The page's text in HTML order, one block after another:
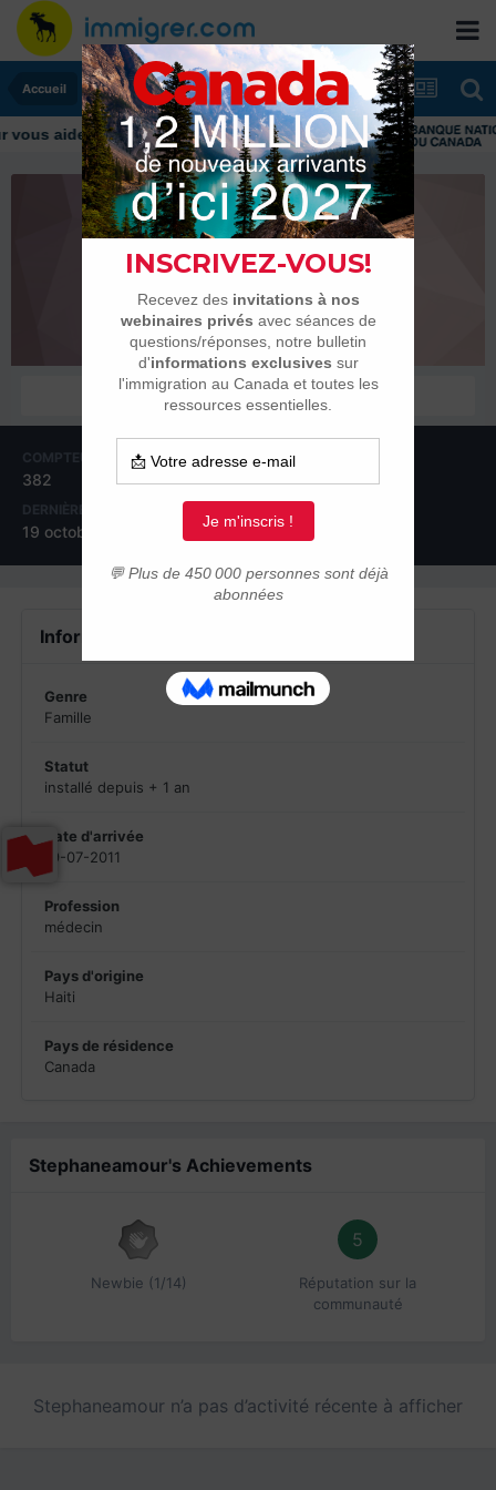
Accueil
aider tout au long de votre transition
Stephaneamour
Habitués
COMPTEUR DE CONTENUS
382
INSCRIPTION
13 septembre 2009
DERNIÈRE VISITE
19 octobre 2015
Informations du profil
Genre
Famille
Statut
installé depuis + 1 an
Date d'arrivée
19-07-2011
Profession
médecin
Pays d'origine
Haiti
Pays de résidence
Canada
Stephaneamour's Achievements
Newbie (1/14)
5
Réputation sur la
communauté
Stephaneamour n’a pas d’activité récente à afficher